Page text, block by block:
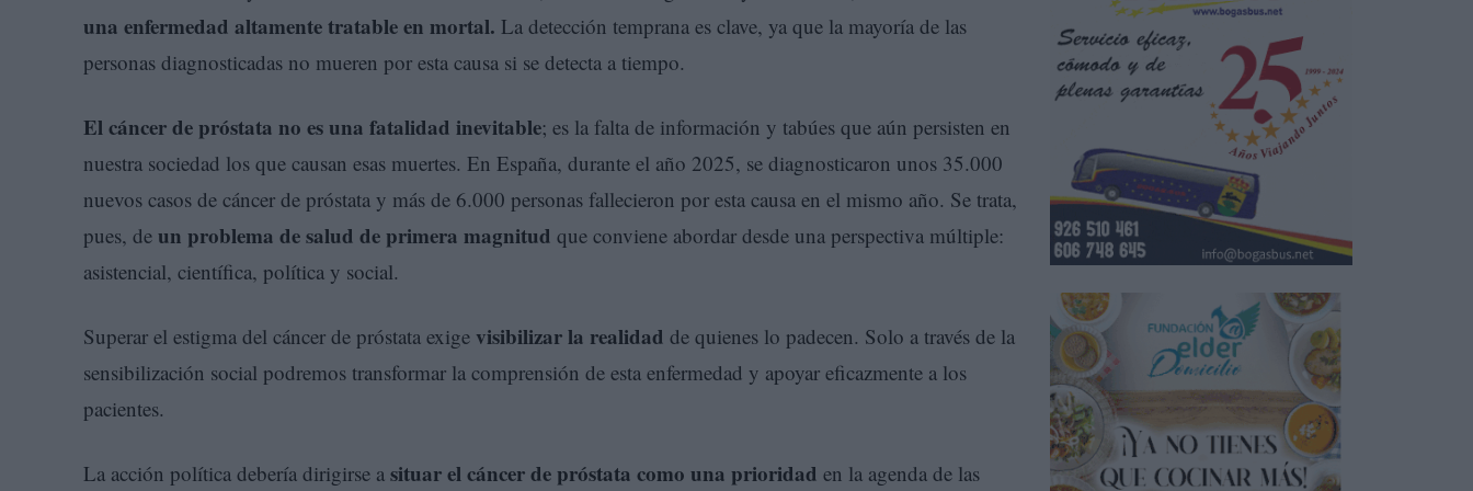
una enfermedad altamente tratable en mortal. La detección temprana es clave, ya que la mayoría de las
personas diagnosticadas no mueren por esta causa si se detecta a tiempo.
El cáncer de próstata no es una fatalidad inevitable; es la falta de información y tabúes que aún persisten en
nuestra sociedad los que causan esas muertes. En España, durante el año 2025, se diagnosticaron unos 35.000
nuevos casos de cáncer de próstata y más de 6.000 personas fallecieron por esta causa en el mismo año. Se trata,
pues, de un problema de salud de primera magnitud que conviene abordar desde una perspectiva múltiple:
asistencial, científica, política y social.
Superar el estigma del cáncer de próstata exige visibilizar la realidad de quienes lo padecen. Solo a través de la
sensibilización social podremos transformar la comprensión de esta enfermedad y apoyar eficazmente a los
pacientes.
La acción política debería dirigirse a situar el cáncer de próstata como una prioridad en la agenda de las